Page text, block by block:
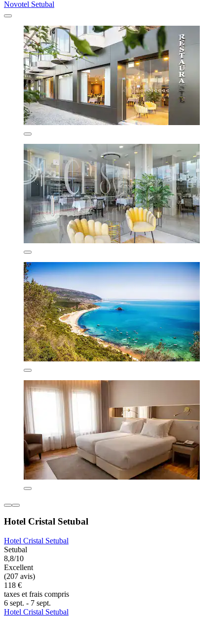
Novotel Setubal
Hotel Cristal Setubal
Hotel Cristal Setubal
Setubal
8,8/10
Excellent
(207 avis)
118 €
taxes et frais compris
6 sept. - 7 sept.
Hotel Cristal Setubal